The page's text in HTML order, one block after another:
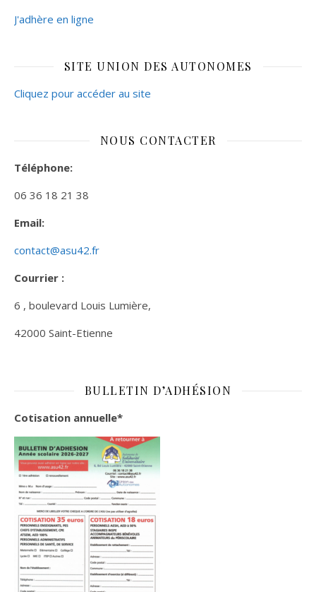
J'adhère en ligne
SITE UNION DES AUTONOMES
Cliquez pour accéder au site
NOUS CONTACTER
Téléphone:
06 36 18 21 38
Email:
contact@asu42.fr
Courrier :
6 , boulevard Louis Lumière,
42000 Saint-Etienne
BULLETIN D’ADHÉSION
Cotisation annuelle*